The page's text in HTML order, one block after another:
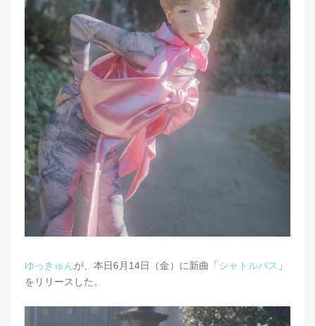
ゆっきゅんが、本日6月14日（金）に新曲「 シャトルバス 」
をリリースした。